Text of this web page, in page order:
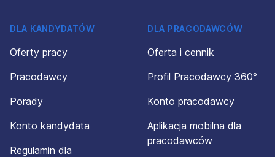
DLA KANDYDATÓW
Oferty pracy
Pracodawcy
Porady
Konto kandydata
Regulamin dla
DLA PRACODAWCÓW
Oferta i cennik
Profil Pracodawcy 360°
Konto pracodawcy
Aplikacja mobilna dla
pracodawców